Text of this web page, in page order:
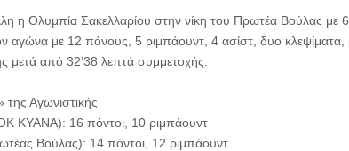
η Ολυμπία Σακελλαρίου στην νίκη του Πρωτέα Βούλας
αγώνα με 12 πόνους, 5 ριμπάουντ, 4 ασίστ, δυο
μετά από 32’38 λεπτά συμμετοχής.
της Αγωνιστικής
ΚΥΑΝΑ): 16 πόντοι, 10 ριμπάουντ
Βούλας): 14 πόντοι, 12 ριμπάουντ